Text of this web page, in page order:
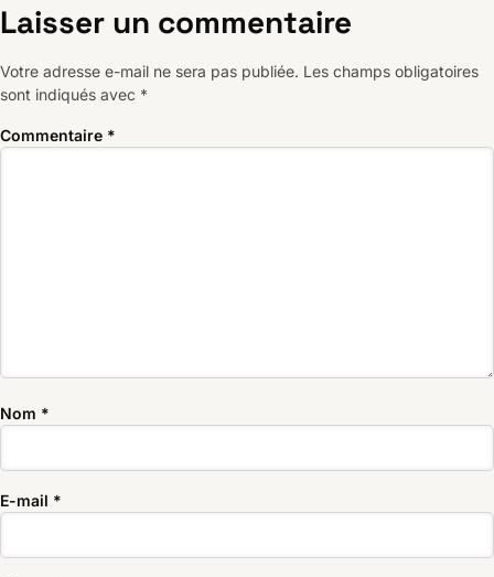
Laisser un commentaire
Votre adresse e-mail ne sera pas publiée. Les champs obligatoires
sont indiqués avec *
Commentaire *
Nom *
E-mail *